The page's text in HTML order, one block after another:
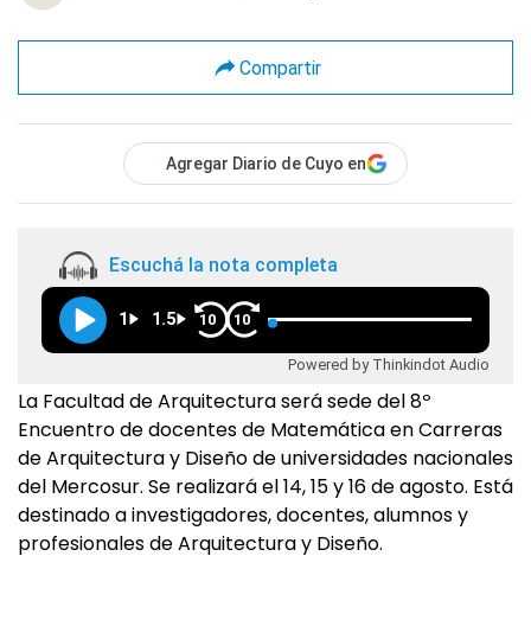
Compartir
Agregar Diario de Cuyo en
Escuchá la nota completa
1 1.5 10 10
Powered by Thinkindot Audio
La Facultad de Arquitectura será sede del 8º
Encuentro de docentes de Matemática en Carreras
de Arquitectura y Diseño de universidades nacionales
del Mercosur. Se realizará el 14, 15 y 16 de agosto. Está
destinado a investigadores, docentes, alumnos y
profesionales de Arquitectura y Diseño.